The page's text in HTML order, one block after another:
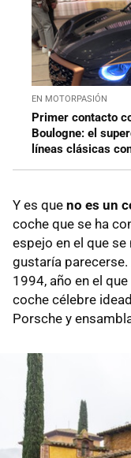
EN MOTORPASIÓN
Primer contacto
Boulogne: el
líneas clásicas
Y es que no es un
coche que se ha
espejo en el que
gustaría
1994, año en el
coche célebre
Porsche y